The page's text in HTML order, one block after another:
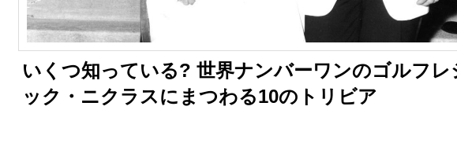
いくつ知っている? 世界ナンバーワンのゴルフレ
ック・ニクラスにまつわる10のトリビア